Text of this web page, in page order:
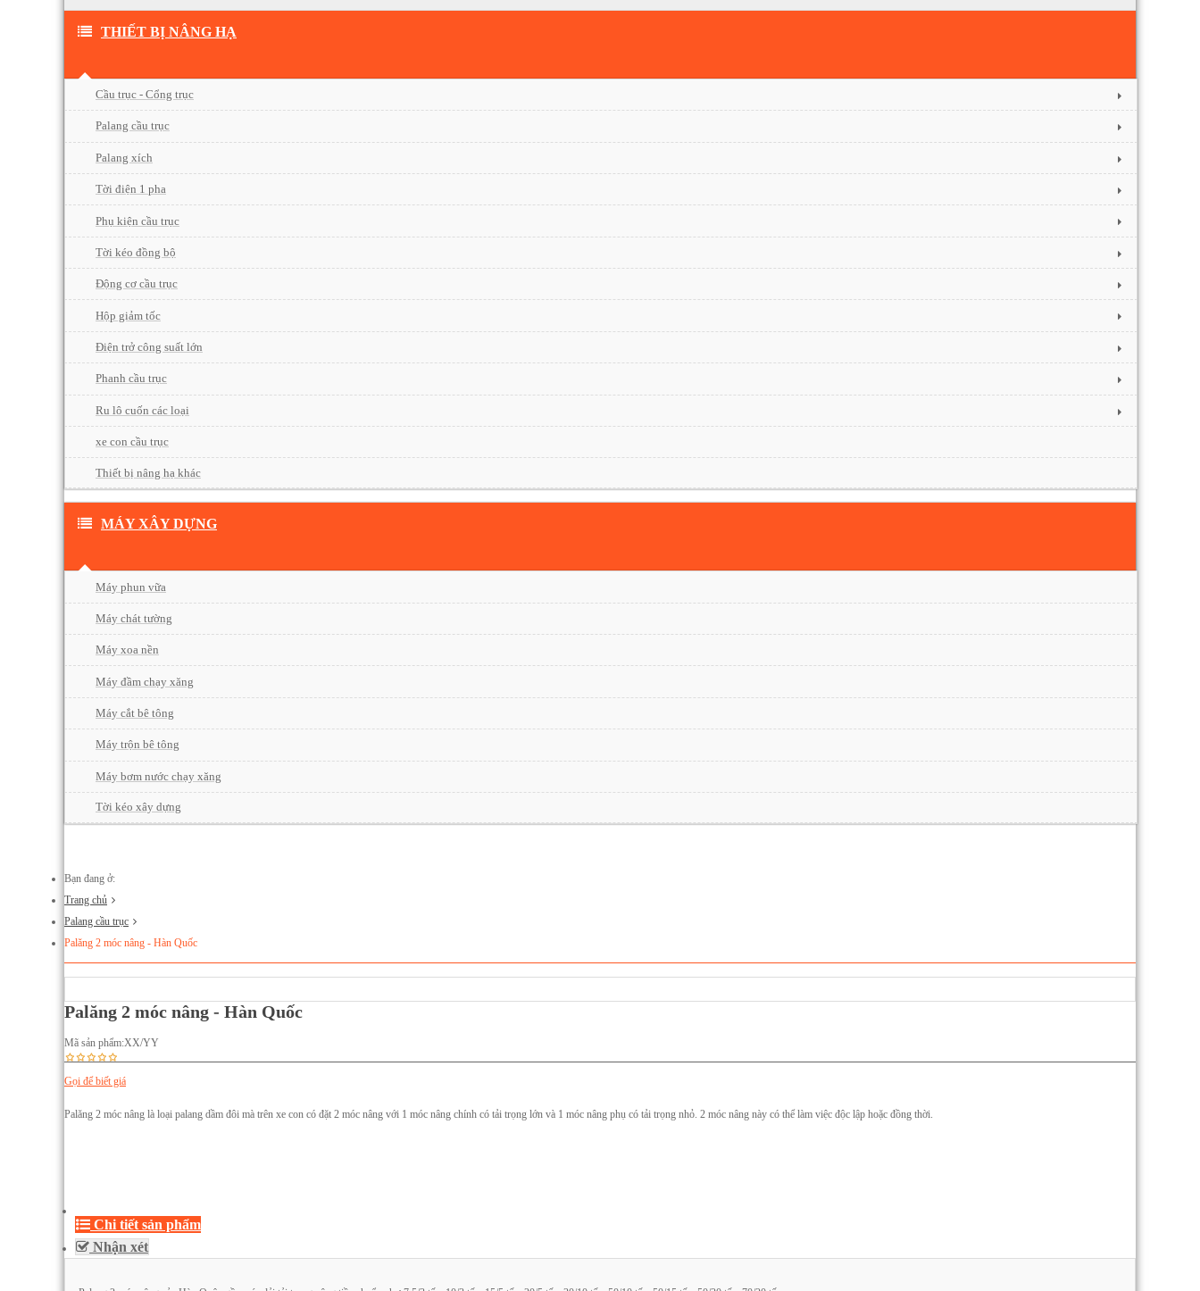
THIẾT BỊ NÂNG HẠ
Cầu trục - Cổng trục
Palang cầu trục
Palang xích
Tời điện 1 pha
Phụ kiện cầu trục
Tời kéo đồng bộ
Động cơ cầu trục
Hộp giảm tốc
Điện trở công suất lớn
Phanh cầu trục
Ru lô cuốn các loại
xe con cầu trục
Thiết bị nâng hạ khác
MÁY XÂY DỰNG
Máy phun vữa
Máy chát tường
Máy xoa nền
Máy đầm chạy xăng
Máy cắt bê tông
Máy trộn bê tông
Máy bơm nước chạy xăng
Tời kéo xây dựng
Bạn đang ở:
Trang chủ
Palang cầu trục
Palăng 2 móc nâng - Hàn Quốc
Palăng 2 móc nâng - Hàn Quốc
Mã sản phẩm:XX/YY
Gọi để biết giá
Palăng 2 móc nâng là loại palang dầm đôi mà trên xe con có đặt 2 móc nâng với 1 móc nâng chính có tải trọng lớn và 1 móc nâng phụ có tải trọng nhỏ. 2 móc nâng này có thể làm việc độc lập hoặc đồng thời.
Chi tiết sản phẩm
Nhận xét